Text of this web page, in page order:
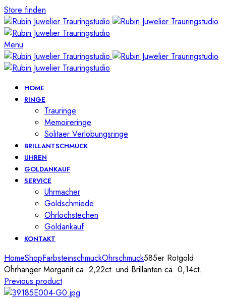
Store finden
Menu
HOME
RINGE
Trauringe
Memoireringe
Solitaer Verlobungsringe
BRILLANTSCHMUCK
UHREN
GOLDANKAUF
SERVICE
Uhrmacher
Goldschmiede
Ohrlochstechen
Goldankauf
KONTAKT
HomeShopFarbsteinschmuckOhrschmuck585er Rotgold
Ohrhänger Morganit ca. 2,22ct. und Brillanten ca. 0,14ct.
Previous product